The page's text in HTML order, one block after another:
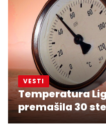
VESTI
Temperatura
premašila 30